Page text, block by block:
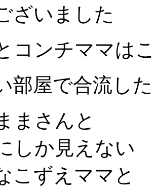
ざいました
コンチママは
部屋で合流した
まさんと
しか見えない
こずえママと